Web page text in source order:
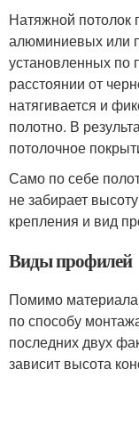
Натяжной потолок
алюминиевых или
установленных по
расстоянии от
натягивается и
полотно. В
потолочное
Само по себе
не забирает
крепления и вид
Виды профилей
Помимо материала
по способу
последних двух
зависит высота